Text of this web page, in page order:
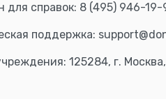
для справок: 8 (495) 946-19-
поддержка:
125284, г.